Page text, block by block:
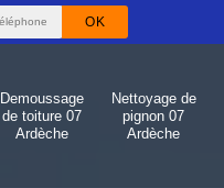
Demoussage
de toiture 07
Ardèche
Nettoyage de
pignon 07
Ardèche